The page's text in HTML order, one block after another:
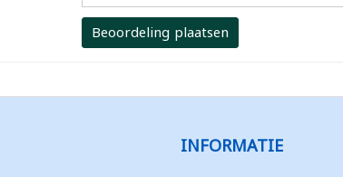
Beoordeling plaatsen
INFORMATIE